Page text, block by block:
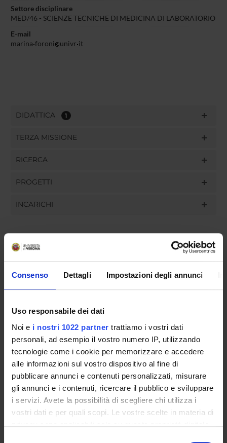
Consenso Dettagli Impostazioni degli annunci
Uso responsabile dei dati
Noi e i nostri 1022 partner trattiamo i vostri dati
personali, ad esempio il vostro numero IP, utilizzando
tecnologie come i cookie per memorizzare e accedere
alle informazioni sul vostro dispositivo al fine di
pubblicare annunci e contenuti personalizzati, misurare
gli annunci e i contenuti, ricercare il pubblico e sviluppare
i servizi. Avete la possibilità di scegliere chi utilizza i
vostri dati e per quali scopi. Le vostre scelte in materia di
privacy sono applicabili solo su questa proprietà digitale
Settore disciplinare
MED/46 - SCIENZE TECNICHE DI MEDICINA DI LABORATORIO
E-mail
marina foroni univr it
DIDATTICA 1
TERZA MISSIONE
RICERCA
PROGETTI
INCARICHI
ORGANIZZAZIONE
UFFICI E STRUTTURE DI SERVIZIO
SERVIZI DI SEGRETERIA STUDENTI
STRUTTURE DEL DIPARTIMENTO
BIBLIOTECHE
CENTRI